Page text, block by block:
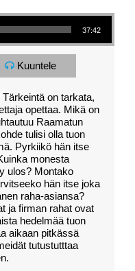
37:42
Kuuntele
on tarkata,
opettaa. Mikä on
Raamatun
tulisi olla tuon
Pyrkiikö hän itse
monesta
ulos? Montako
hän itse joka
raha-asiansa?
ja firman rahat ovat
hedelmää tuon
aikaan pitkässä
tutustutttaa